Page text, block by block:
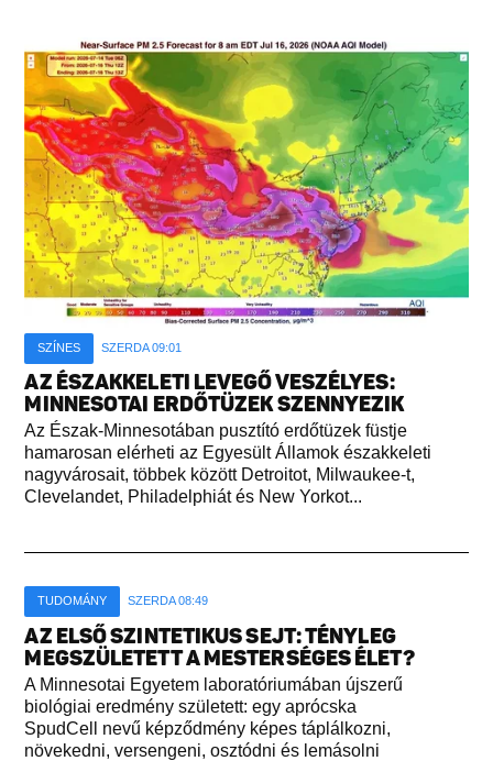
SZÍNES SZERDA 09:01
AZ ÉSZAKKELETI LEVEGŐ VESZÉLYES:
MINNESOTAI ERDŐTÜZEK SZENNYEZIK
Az Észak-Minnesotában pusztító erdőtüzek füstje
hamarosan elérheti az Egyesült Államok északkeleti
nagyvárosait, többek között Detroitot, Milwaukee-t,
Clevelandet, Philadelphiát és New Yorkot...
TUDOMÁNY SZERDA 08:49
AZ ELSŐ SZINTETIKUS SEJT: TÉNYLEG
MEGSZÜLETETT A MESTERSÉGES ÉLET?
A Minnesotai Egyetem laboratóriumában újszerű
biológiai eredmény született: egy aprócska
SpudCell nevű képződmény képes táplálkozni,
növekedni, versengeni, osztódni és lemásolni